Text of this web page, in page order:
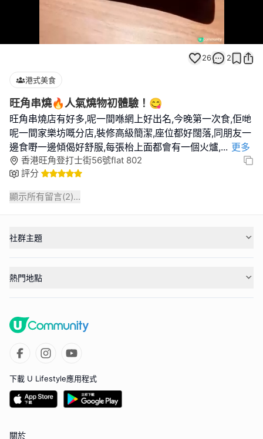
100.00%
26 2
港式美食
旺角串燒🔥人氣燒物初體驗！😋
旺角串燒店有好多,呢一間喺網上好出名,今晚第一次食,佢哋
呢一間家樂坊嘅分店,裝修高級簡潔,座位都好闊落,同朋友一
邊食嘢一邊傾偈好舒服,每張枱上面都會有一個火爐,... 更多
香港旺角登打士街56號flat 802
評分
顯示所有留言(2)...
社群主題
熱門地點
下載 U Lifestyle應用程式
關於